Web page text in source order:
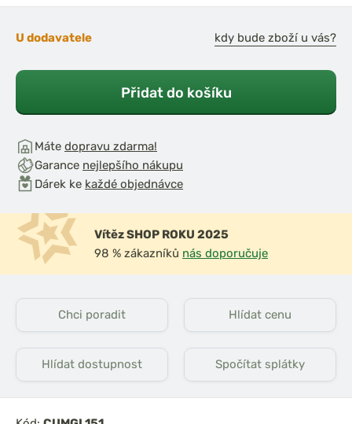
U dodavatele kdy bude zboží u vás?
Přidat do košíku
Máte dopravu zdarma!
Garance nejlepšího nákupu
Dárek ke každé objednávce
Vítěz SHOP ROKU 2025
98 % zákazníků nás doporučuje
Chci poradit Hlídat cenu
Hlídat dostupnost Spočítat splátky